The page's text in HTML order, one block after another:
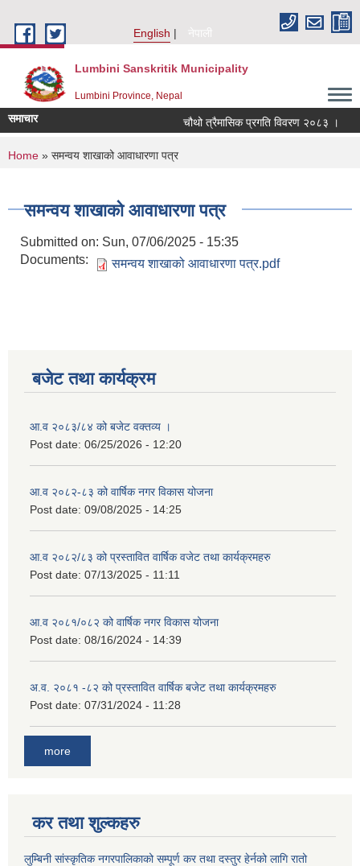
English
नेपाली
Lumbini Sanskritik Municipality
Lumbini Province, Nepal
समाचार चौथो त्रैमासिक प्रगति विवरण २०८३ ।
You are here
Home » समन्वय शाखाको आवाधारणा पत्र
समन्वय शाखाको आवाधारणा पत्र
Submitted on: Sun, 07/06/2025 - 15:35
Documents:
समन्वय शाखाको आवाधारणा पत्र.pdf
बजेट तथा कार्यक्रम
आ.व २०८३/८४ को बजेट वक्तव्य ।
Post date: 06/25/2026 - 12:20
आ.व २०८२-८३ को वार्षिक नगर विकास योजना
Post date: 09/08/2025 - 14:25
आ.व २०८२/८३ को प्रस्तावित वार्षिक वजेट तथा कार्यक्रमहरु
Post date: 07/13/2025 - 11:11
आ.व २०८१/०८२ को वार्षिक नगर विकास योजना
Post date: 08/16/2024 - 14:39
अ.व. २०८१ -८२ को प्रस्तावित वार्षिक बजेट तथा कार्यक्रमहरु
Post date: 07/31/2024 - 11:28
more
कर तथा शुल्कहरु
लुम्बिनी सांस्कृतिक नगरपालिकाको सम्पूर्ण कर तथा दस्तुर हेर्नको लागि रातो